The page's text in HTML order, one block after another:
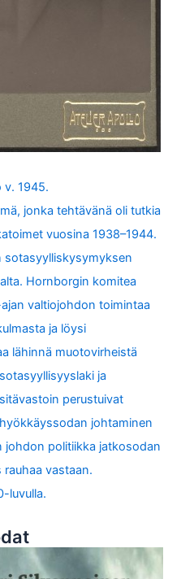
v. 1945.
jonka tehtävänä oli tutkia
vuosina 1938–1944.
sotasyylliskysymyksen
Hornborgin komitea
valtiojohdon toimintaa
ja löysi
lähinnä muotovirheistä
ja
perustuivat
johtaminen
johdon politiikka jatkosodan
vastaan.
luvulla.